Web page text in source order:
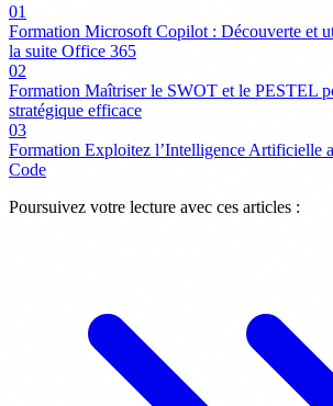
01
Formation Microsoft Copilot : Découverte et
la suite Office 365
02
Formation Maîtriser le SWOT et le PESTEL
stratégique efficace
03
Formation Exploitez l’Intelligence Artificielle
Code
Poursuivez votre lecture avec ces articles :